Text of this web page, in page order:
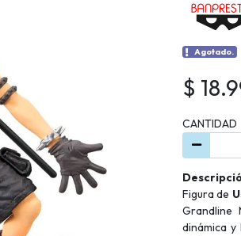
Agotado.
$
CANTIDAD
Figura de
Grandline
dinámica